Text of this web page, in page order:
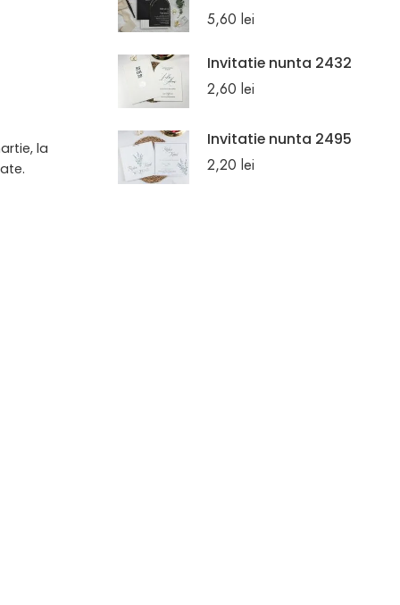
la
5,60 lei
Invitatie nunta 2432
2,60 lei
Invitatie nunta 2495
2,20 lei